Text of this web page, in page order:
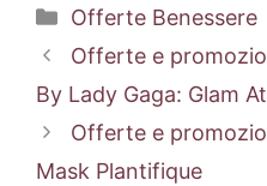
Categorie
Offerte Benessere
Offerte e
By Lady Gaga: Glam
Offerte e
Mask Plantifique